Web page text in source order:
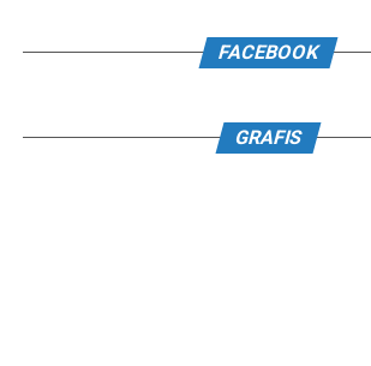
FACEBOOK
GRAFIS